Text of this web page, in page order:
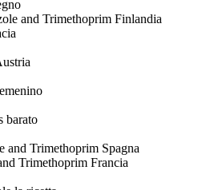
and Trimethoprim Finlandia
barato
and Trimethoprim Spagna
Trimethoprim Francia